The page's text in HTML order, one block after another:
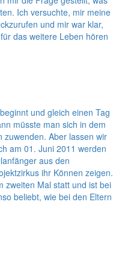
Ich versuchte, mir meine
und mir war klar,
das weitere Leben hören
und gleich einen Tag
müsste man sich in dem
zuwenden. Aber lassen wir
am 01. Juni 2011 werden
aus den
ihr Können zeigen.
zweiten Mal statt und ist bei
beliebt, wie bei den Eltern